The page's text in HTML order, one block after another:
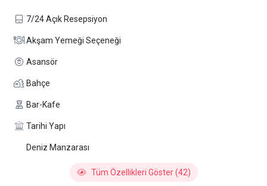
7/24 Açık Resepsiyon
Akşam Yemeği Seçeneği
Asansör
Bahçe
Bar-Kafe
Tarihi Yapı
Deniz Manzarası
Tüm Özellikleri Göster (42)